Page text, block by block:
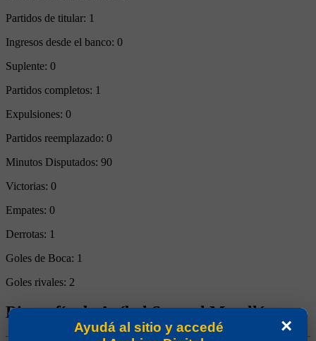
Partidos de titular: 1
Ingresos desde el banco: 0
Suplente: 0
Partidos completos: 1
Expulsiones: 0
Partidos reemplazado: 0
Minutos Disputados: 90
Victorias: 0
Empates: 0
Derrotas: 1
Goles de Boca: 1
Goles rivales: 2
Biografía de Aníbal Samuel Matellán
×
Ayudá al sitio y accedé